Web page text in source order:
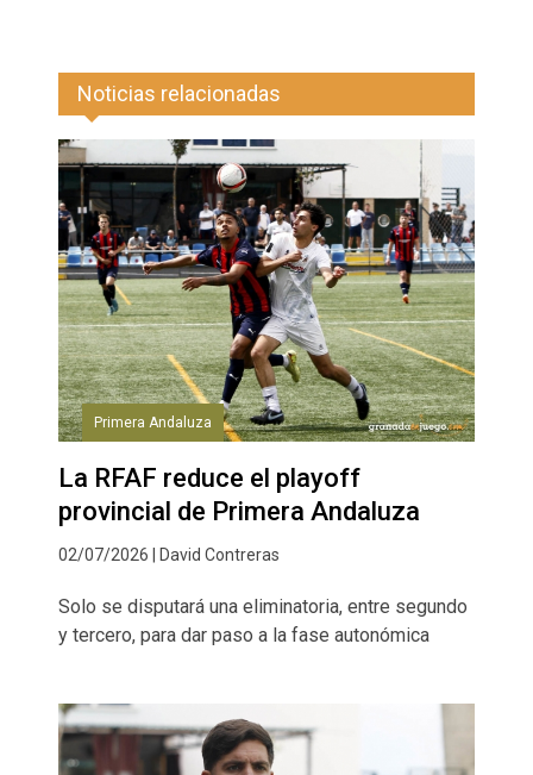
Noticias relacionadas
Primera Andaluza
La RFAF reduce el playoff
provincial de Primera Andaluza
02/07/2026 | David Contreras
Solo se disputará una eliminatoria, entre segundo
y tercero, para dar paso a la fase autonómica